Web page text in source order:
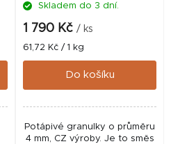
Skladem do 3 dní.
1 790 Kč / ks
Měrná
cena:
61,72 Kč / 1 kg
Do košíku
Potápivé granulky o průměru
4 mm, CZ výroby. Je to směs